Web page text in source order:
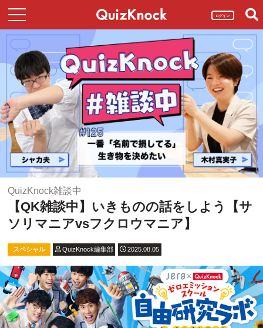
ログイン
QuizKnock雑談中
【QK雑談中】いきものの話をしよう【サ
ソリマニアvsフクロウマニア】
スペシャル QuizKnock編集部 2025.08.05